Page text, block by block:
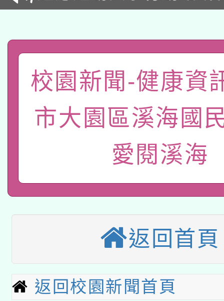
本館辦理115年度閱讀
暨閱讀推動專業研習
科技賦能─人工智慧
礎課程
「數位內容與教學軟體
pilot」
有關大陸委員會函釋公
薪期間赴陸應申請許可
轉知經濟部水利署委託
業技術研究院辦理「
用水績優單位及節水達
115年8月22日(星期六
開 智慧啟航」
2026年桃園地景藝術
本校115學年度第2次
招甄選結果公告(無人
招)
適應運動共學行動站研
本館辦理115年度閱讀
暨閱讀推動專業研習
科技賦能─人工智慧
校園新聞-健康資
市大園區溪海國
愛閱溪海
返回首頁
返回校園新聞首頁